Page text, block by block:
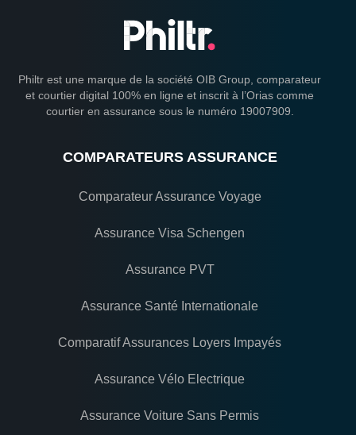
Philtr est une marque de la société OIB Group, comparateur
et courtier digital 100% en ligne et inscrit à l’Orias comme
courtier en assurance sous le numéro 19007909.
COMPARATEURS ASSURANCE
Comparateur Assurance Voyage
Assurance Visa Schengen
Assurance PVT
Assurance Santé Internationale
Comparatif Assurances Loyers Impayés
Assurance Vélo Electrique
Assurance Voiture Sans Permis